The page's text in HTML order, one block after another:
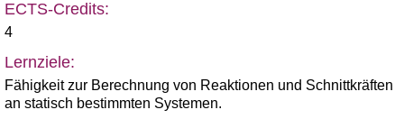
ECTS-Credits:
4
Lernziele:
Fähigkeit zur Berechnung von Reaktionen und Schnittkräften
an statisch bestimmten Systemen.